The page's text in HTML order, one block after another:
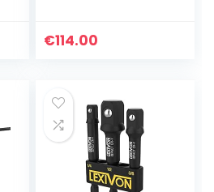
extra handgreep,
€114.00